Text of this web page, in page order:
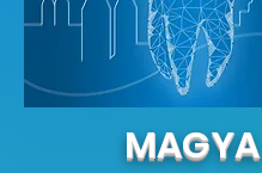
MAGYA